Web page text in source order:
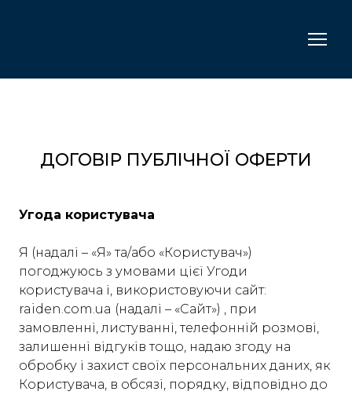
ДОГОВІР ПУБЛІЧНОЇ ОФЕРТИ
Угода користувача
Я (надалі – «Я» та/або «Користувач»)
погоджуюсь з умовами цієї Угоди
користувача і, використовуючи сайт:
raiden.com.ua (надалі – «Сайт») , при
замовленні, листуванні, телефонній розмові,
залишенні відгуків тощо, надаю згоду на
обробку і захист своїх персональних даних, як
Користувача, в обсязі, порядку, відповідно до